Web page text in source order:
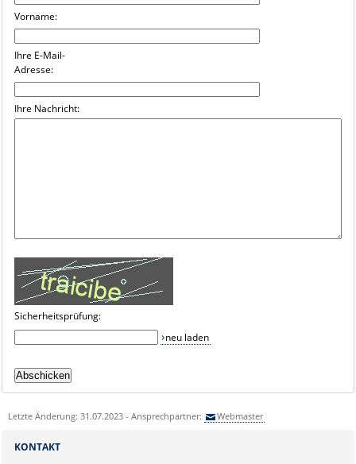
Vorname:
Ihre E-Mail-
Adresse:
Ihre Nachricht:
Sicherheitsprüfung:
neu laden
Letzte Änderung: 31.07.2023 - Ansprechpartner: Webmaster
KONTAKT